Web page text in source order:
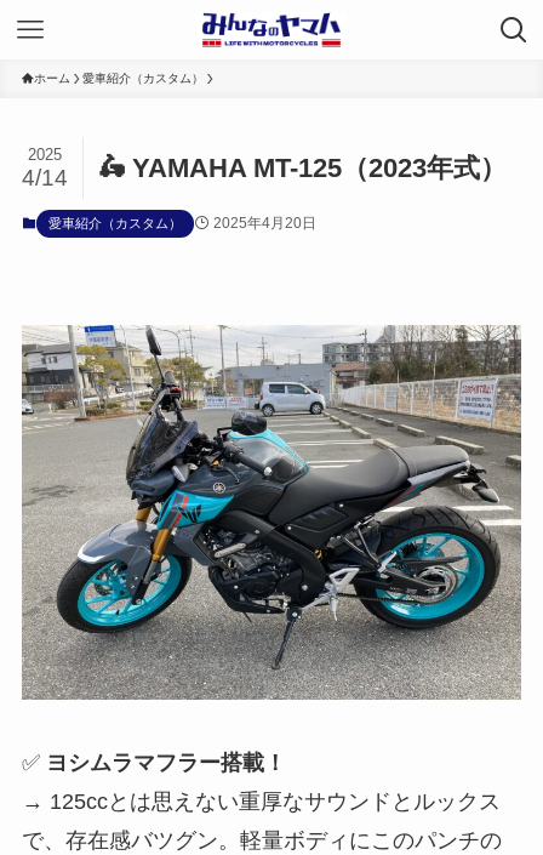
ホーム 愛車紹介（カスタム）
🛵 YAMAHA MT-125（2023年式）
2025
4/14
愛車紹介（カスタム） 2025年4月20日
✅ ヨシムラマフラー搭載！
→ 125ccとは思えない重厚なサウンドとルックス
で、存在感バツグン。軽量ボディにこのパンチの